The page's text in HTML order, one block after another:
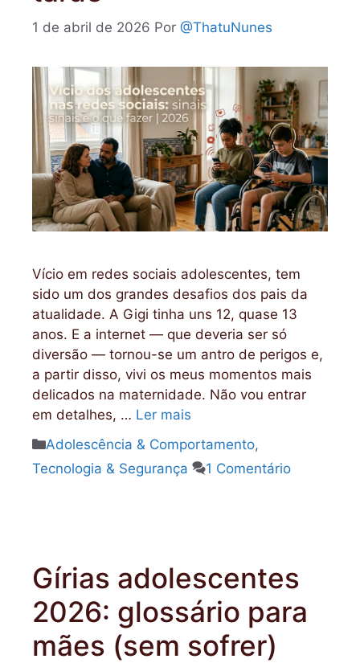
1 de abril de 2026 Por @ThatuNunes
Vício em redes sociais adolescentes, tem
sido um dos grandes desafios dos pais da
atualidade. A Gigi tinha uns 12, quase 13
anos. E a internet — que deveria ser só
diversão — tornou-se um antro de perigos e,
a partir disso, vivi os meus momentos mais
delicados na maternidade. Não vou entrar
em detalhes, … Ler mais
Categorias
Adolescência & Comportamento,
Tecnologia & Segurança
1 Comentário
Gírias adolescentes
2026: glossário para
mães (sem sofrer)